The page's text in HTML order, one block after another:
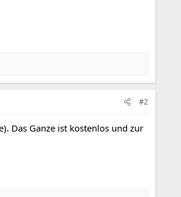
#2
Das Ganze ist kostenlos und zur